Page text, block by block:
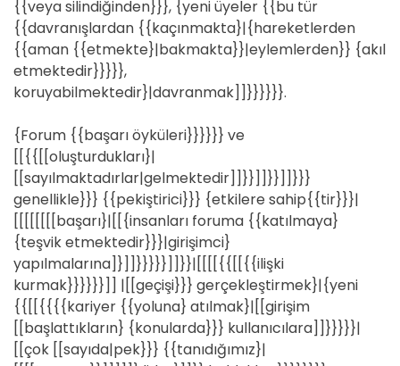
{{veya silindiğinden}}}, {yeni üyeler {{bu tür
{{davranışlardan {{kaçınmakta}|{hareketlerden
{{aman {{etmekte}|bakmakta}}|eylemlerden}} {akıl
etmektedir}}}}},
koruyabilmektedir}|davranmak]]}}}}}}.
{Forum {{başarı öyküleri}}}}}} ve
[[{{[[oluşturdukları}|
[[sayılmaktadırlar|gelmektedir]]}}]]}}]]}}}
genellikle}}} {{pekiştirici}}} {etkilere sahip{{tir}}}|
[[[[[[[[başarı}|[[{insanları foruma {{katılmaya}
{teşvik etmektedir}}}|girişimci}
yapılmalarına]}]]}}}}}]]}}|[[[[{{[[{{ilişki
kurmak}}}}}}]] |[[geçişi}}} gerçekleştirmek}|{yeni
{{[[{{{{kariyer {{yoluna} atılmak}|[[girişim
[[başlattıkların} {konularda}}} kullanıcılara]]}}}}}|
[[çok [[sayıda|pek}}} {{tanıdığımız}|